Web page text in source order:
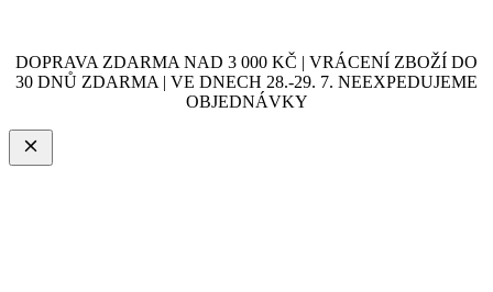
DOPRAVA ZDARMA NAD 3 000 KČ | VRÁCENÍ ZBOŽÍ DO
30 DNŮ ZDARMA | VE DNECH 28.-29. 7. NEEXPEDUJEME
OBJEDNÁVKY